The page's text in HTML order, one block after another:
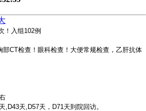
！入组102例
部CT检查！眼科检查！大便常规检查，乙肝抗体
,D43天,D57天，D71天到院回访。